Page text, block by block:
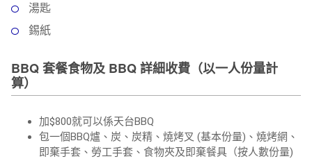
湯匙
錫紙
BBQ 套餐食物及 BBQ 詳細收費（以一人份量計
算）
加$800就可以係天台BBQ
包一個BBQ爐、炭、炭精、燒烤叉 (基本份量)、燒烤網、
即棄手套、勞工手套、食物夾及即棄餐具（按人數份量)